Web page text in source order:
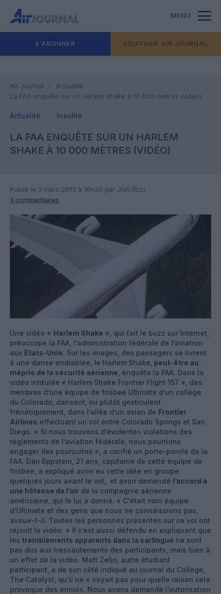
MENU
S'ABONNER SOUTENIR AIR JOURNAL
Air Journal
Actualité
La FAA enquête sur un Harlem Shake à 10 000 mètres (vidéo)
Actualité Insolite
LA FAA ENQUÊTE SUR UN HARLEM
SHAKE À 10 000 MÈTRES (VIDÉO)
Publié le 3 mars 2013 à 16h30 par Joël Ricci
3 commentaires
Une vidéo « Harlem Shake », qui fait le buzz sur Internet,
préoccupe la FAA, l’administration fédérale de l’aviation
aux Etats-Unis. Sur les images, des passagers se livrent
à une danse endiablée, le Harlem Shake, peut-être au
mépris de la sécurité aérienne , enquête la FAA. Dans la
vidéo intitulée « Harlem Shake Frontier Flight 157 », des
membres d’une équipe de frisbee Ultimate d’un collège
du Colorado, dansent, ou plutôt gesticulent
frénétiquement, dans l’allée d’un avion de Frontier
Airlines effectuant un vol entre Colorado Springs et San
Diego. « Si nous trouvons d’évidentes violations des
règlements de l’aviation fédérale, nous pourrions
engager des poursuites », a confié un porte-parole de la
FAA. Dan Eppstein, 21 ans, capitaine de cette équipe de
frisbee, a expliqué avoir eu cette idée en groupe
quelques jours avant le vol, et avoir demandé l’accord à
une hôtesse de l’air de la compagnie aérienne
américaine, qui le lui a donné. « C'était mon équipe
d'Ultimate et des gens que nous ne connaissions pas,
avoue-t-il. Toutes les personnes présentes sur ce vol ont
rejoint la vidéo. » Il s’est aussi défendu en expliquant que
les tremblements apparents dans la carlingue ne sont
pas dus aux tressautements des participants, mais bien à
un effet de la vidéo. Matt Zelin, autre étudiant
participant, a de son côté indiqué au journal du Collège,
The Catalyst, qu’il ne « voyait pas pour quelle raison cela
provoque des ennuis. Nous avons demandé l’autorisation